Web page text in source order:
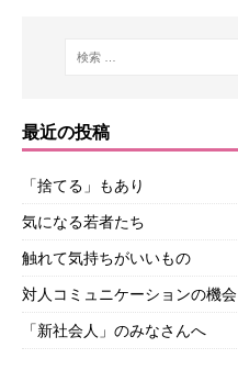
最近の投稿
「捨てる」もあり
気になる若者たち
触れて気持ちがいいもの
対人コミュニケーションの機会
「新社会人」のみなさんへ